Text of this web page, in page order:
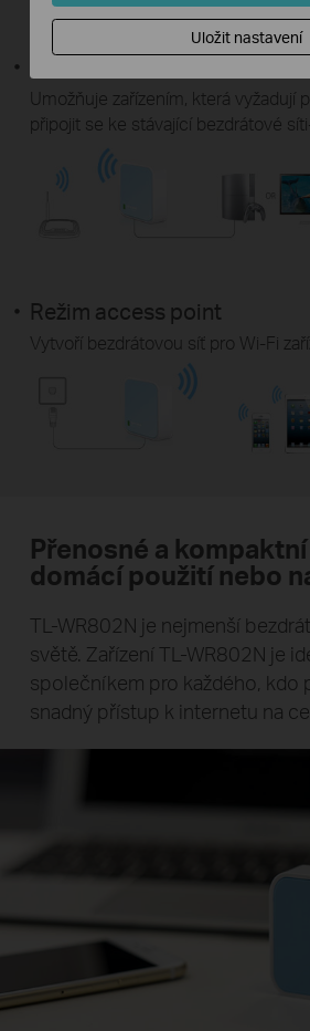
Rozšířené Wi-Fi pokrytí Pokrytí
Umožňuje zařízením, která vyžadují
připojit se ke stávající bezdrátové
Režim access point
Vytvoří bezdrátovou síť pro Wi-Fi
Přenosné a
domácí použití nebo
TL-WR802N je nejmenší
světě. Zařízení TL-WR802N je
společníkem pro každého, kdo
snadný přístup k internetu na
Uložit nastavení